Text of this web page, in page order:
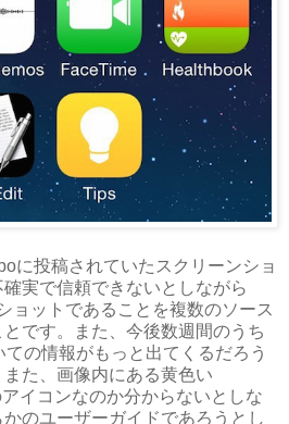
に投稿されていたスクリーンショ
実で信頼できないとしながら
ョットであることを複数のソース
です。また、今後数週間のうち
の情報がもっと出てくるだろう
た、画像内にある黄色い
イコンなのか分からないとしな
かのユーザーガイドであろうとし